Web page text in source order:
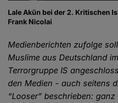
Lale Akün bei der 2. Kritischen
Frank Nicolai
Medienberichten zufolge
Muslime aus Deutschland
Terror­gruppe IS
den Medien - auch seitens
“Looser” beschrieben: